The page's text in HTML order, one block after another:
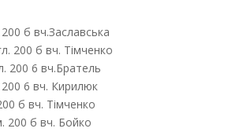
б вч.Заславська
200 б вч. Тімченко
200 6 вч.Братель
200 6 вч. Кирилюк
б вч. Тімченко
200 б вч. Бойко